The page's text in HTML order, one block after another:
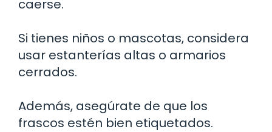
caerse.
Si tienes niños o mascotas, considera
usar estanterías altas o armarios
cerrados.
Además, asegúrate de que los
frascos estén bien etiquetados.